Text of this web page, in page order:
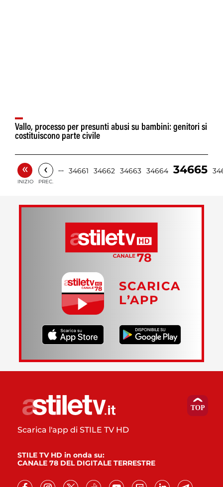
Vallo, processo per presunti abusi su bambini: genitori si
costituiscono parte civile
«
INIZIO
‹
PREC.
… 34661 34662 34663 34664 34665
SCARICA
L’APP
Scarica l'app di STILE TV HD
STILE TV HD in onda su:
CANALE 78 DEL DIGITALE TERRESTRE